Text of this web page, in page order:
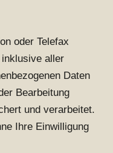
oder Telefax
aller
Daten
Bearbeitung
und verarbeitet.
Ihre Einwilligung